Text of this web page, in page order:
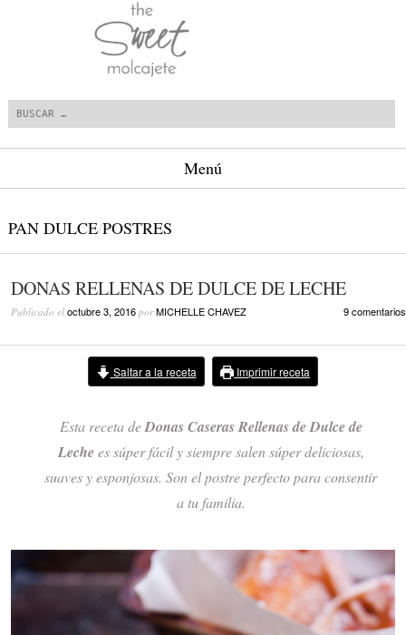
Menú
PAN DULCE/POSTRES
DONAS RELLENAS DE DULCE DE LECHE
Publicado el octubre 3, 2016 porMICHELLE CHAVEZ 9 comentarios
Saltar a la receta Imprimir receta
Esta receta deDonas Caseras Rellenas de Dulce de
Lechees súper fácil y siempre salen súper deliciosas,
suaves y esponjosas. Son el postre perfecto para consentir
a tu familia.